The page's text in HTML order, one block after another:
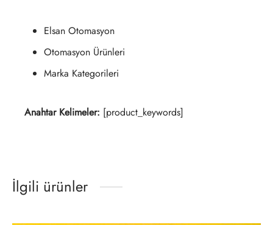
Elsan Otomasyon
Otomasyon Ürünleri
Marka Kategorileri
Anahtar Kelimeler: [product_keywords]
İlgili ürünler